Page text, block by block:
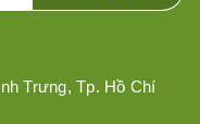
Trưng, Tp. Hồ Chí